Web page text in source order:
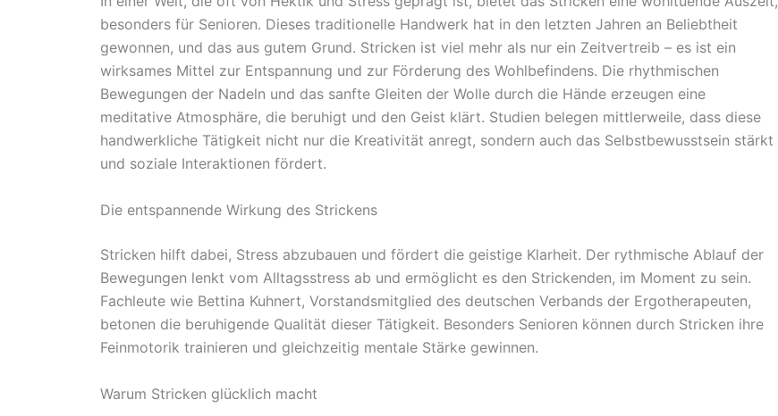
besonders für Senioren. Dieses traditionelle Handwerk hat in den letzten Jahren an Beliebtheit
gewonnen, und das aus gutem Grund. Stricken ist viel mehr als nur ein Zeitvertreib – es ist ein
wirksames Mittel zur Entspannung und zur Förderung des Wohlbefindens. Die rhythmischen
Bewegungen der Nadeln und das sanfte Gleiten der Wolle durch die Hände erzeugen eine
meditative Atmosphäre, die beruhigt und den Geist klärt. Studien belegen mittlerweile, dass diese
handwerkliche Tätigkeit nicht nur die Kreativität anregt, sondern auch das Selbstbewusstsein stärkt
und soziale Interaktionen fördert.
Die entspannende Wirkung des Strickens
Stricken hilft dabei, Stress abzubauen und fördert die geistige Klarheit. Der rythmische Ablauf der
Bewegungen lenkt vom Alltagsstress ab und ermöglicht es den Strickenden, im Moment zu sein.
Fachleute wie Bettina Kuhnert, Vorstandsmitglied des deutschen Verbands der Ergotherapeuten,
betonen die beruhigende Qualität dieser Tätigkeit. Besonders Senioren können durch Stricken ihre
Feinmotorik trainieren und gleichzeitig mentale Stärke gewinnen.
Warum Stricken glücklich macht